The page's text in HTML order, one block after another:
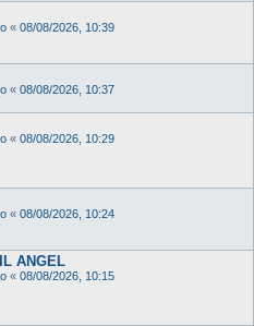
« 08/08/2026, 10:39
« 08/08/2026, 10:37
« 08/08/2026, 10:29
« 08/08/2026, 10:24
ANGEL
« 08/08/2026, 10:15